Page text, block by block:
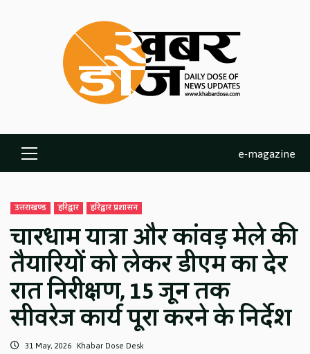
Primary
Menu
e-magazine
उत्तराखण्ड हरिद्वार हरिद्वार प्रशासन
चारधाम यात्रा और कांवड़ मेले की
तैयारियों को लेकर डीएम का देर
रात निरीक्षण, 15 जून तक
सीवरेज कार्य पूरा करने के निर्देश
31 May, 2026 Khabar Dose Desk